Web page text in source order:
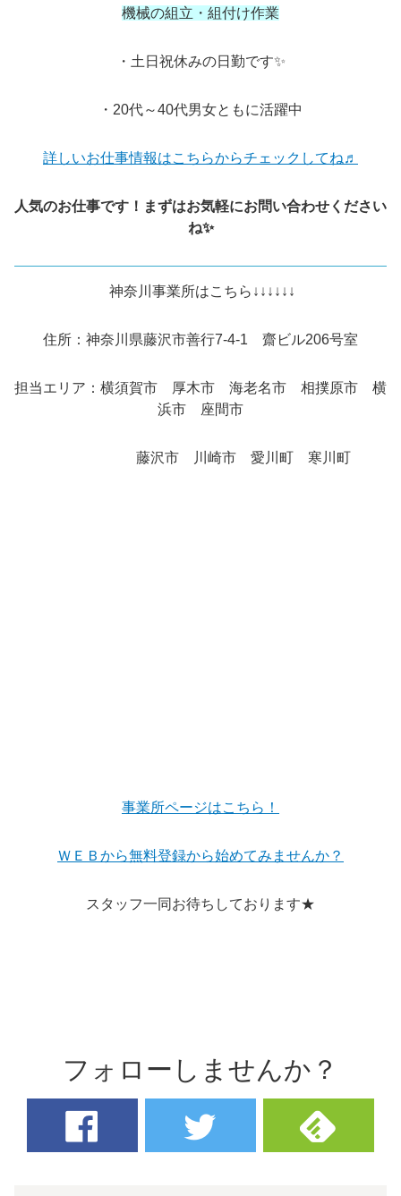
機械の組立・組付け作業
・土日祝休みの日勤です✨
・20代～40代男女ともに活躍中
詳しいお仕事情報はこちらからチェックしてね♬
人気のお仕事です！まずはお気軽にお問い合わせください
ね✨
神奈川事業所はこちら↓↓↓↓↓↓
住所：神奈川県藤沢市善行7-4-1 齋ビル206号室
担当エリア：横須賀市 厚木市 海老名市 相撲原市 横
浜市 座間市
藤沢市 川崎市 愛川町 寒川町
事業所ページはこちら！
ＷＥＢから無料登録から始めてみませんか？
スタッフ一同お待ちしております★
フォローしませんか？